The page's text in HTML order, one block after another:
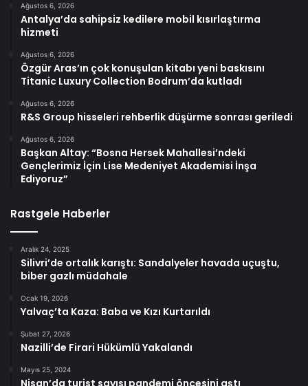
Ağustos 6, 2026
Antalya’da sahipsiz kedilere mobil kısırlaştırma
hizmeti
Ağustos 6, 2026
Özgür Aras’ın çok konuşulan kitabı yeni baskısını
Titanic Luxury Collection Bodrum’da kutladı
Ağustos 6, 2026
R&S Group hisseleri rehberlik düşürme sonrası geriledi
Ağustos 6, 2026
Başkan Altay: “Bosna Hersek Mahallesi’ndeki
Gençlerimiz İçin Lise Medeniyet Akademisi İnşa
Ediyoruz”
Rastgele Haberler
Aralık 24, 2025
Silivri’de ortalık karıştı: Sandalyeler havada uçuştu,
biber gazlı müdahale
Ocak 19, 2026
Yalvaç’ta Kaza: Baba ve Kızı Kurtarıldı
Şubat 27, 2026
Nazilli’de Firari Hükümlü Yakalandı
Mayıs 25, 2024
Nisan’da turist sayısı pandemi öncesini aştı